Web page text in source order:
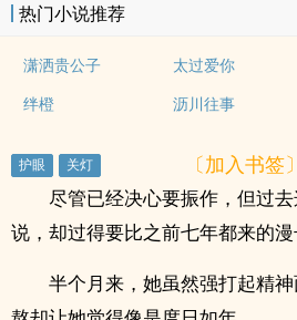
热门小说推荐
潇洒贵公子 太过爱你
绊橙
沥川往事
〔加入书签〕
尽管已经决心要振作，但过
说，却过得要比之前七年都来的漫
半个月来，她虽然强打起精